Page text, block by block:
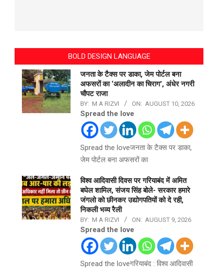
BOLD DESIGN LANGUAGE
जनता के टैक्स पर डाका, जेम पोर्टल बना
अफसरों का ‘अलादीन का चिराग’, ​अंधेर नगरी
चौपट राजा
BY: M A RIZVI ON: AUGUST 10, 2026
Spread the love
Spread the loveजनता के टैक्स पर डाका,
जेम पोर्टल बना अफसरों का
विश्व आदिवासी दिवस पर गरियाबंद में अमित
बघेल शामिल, संजय सिंह बोले- सरकार हमारे
जंगलो को छीनकर उद्योगपतियों को दे रही,
निकली भव्य रैली
BY: M A RIZVI ON: AUGUST 9, 2026
Spread the love
Spread the loveगरियाबंद : विश्व आदिवासी